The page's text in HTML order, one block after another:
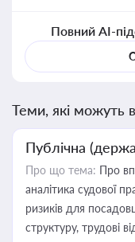
Повний AI-
Теми, які можуть
Публічна
Про що тема: Про
аналітика судової
ризиків для
структуру, трудові